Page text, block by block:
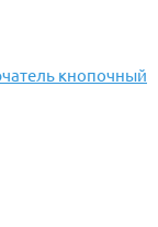
кнопочный